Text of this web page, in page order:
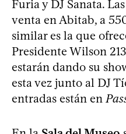
Furia y DJ Sanata.
venta en Abitab, a
similar es la que
Presidente Wilson
estarán dando su
esta vez junto al DJ
entradas están en